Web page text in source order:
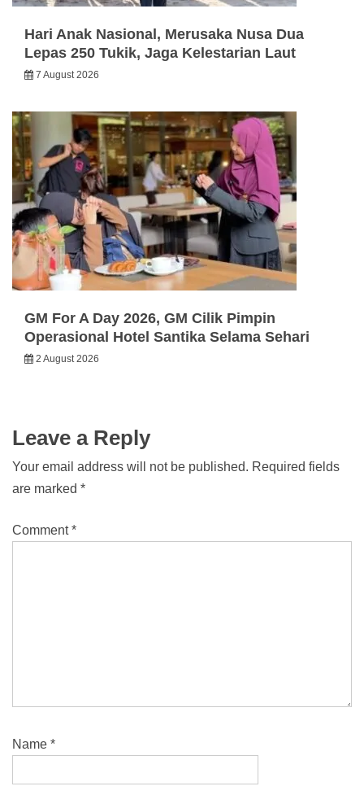
Hari Anak Nasional, Merusaka Nusa Dua
Lepas 250 Tukik, Jaga Kelestarian Laut
7 August 2026
GM For A Day 2026, GM Cilik Pimpin
Operasional Hotel Santika Selama Sehari
2 August 2026
Leave a Reply
Your email address will not be published. Required fields
are marked *
Comment*
Name *